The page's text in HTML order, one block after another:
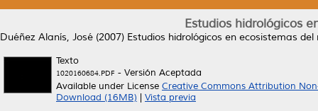
Estudios hidrológicos
Duéñez Alanís, José (2007) Estudios hidrológicos en ecosistemas
Texto
1020160684.PDF - Versión Aceptada
Available under License Creative Commons Attribution
Download (16MB)
Vista previa